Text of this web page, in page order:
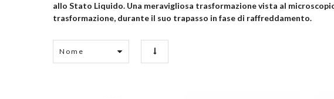
allo Stato Liquido. Una meravigliosa trasformazione vista al
trasformazione, durante il suo trapasso in fase di raffreddamento.
Nome